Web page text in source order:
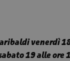
venerdì
19 alle ore